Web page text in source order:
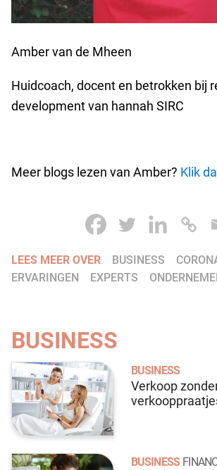
Amber van de Mheen
Huidcoach, docent en betrokken bij
development van hannah SIRC
Meer blogs lezen van Amber? Klik
LEES MEER OVER BUSINESS
ERVARINGEN
EXPERTS
BUSINESS
BUSINESS
Verkoop
BUSINESS